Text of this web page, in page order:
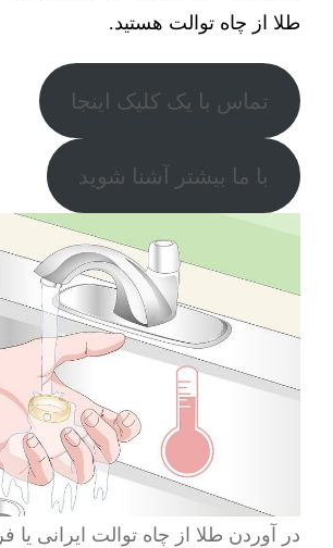
طلا از چاه توالت هستید.
تماس با یک کلیک اینجا
با ما بیشتر آشنا شوید
در آوردن طلا از چاه توالت ایرانی یا